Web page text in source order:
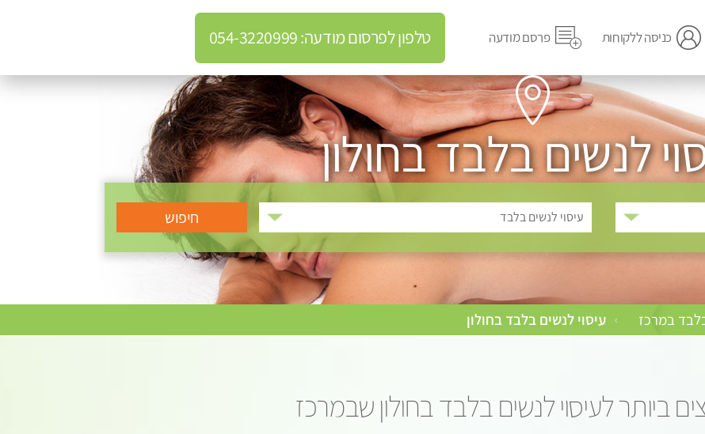
כניסה ללקוחות פרסם מודעה טלפון לפרסום מודעה: 054-3220999
לנשים בלבד בחולון
עיסוי לנשים בלבד
במרכז › עיסוי לנשים בלבד בחולון
ביותר לעיסוי לנשים בלבד בחולון שבמרכז